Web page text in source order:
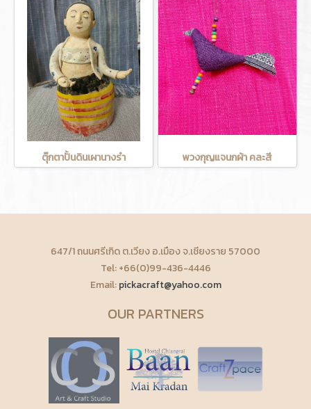
ตุ๊กตาปั้นดินเผานางรำ พวงกุญแจนกผ้า คละสี
647/1 ถนนศรีเกิด ต.เวียง อ.เมือง จ.เชียงราย 57000
Tel: +66(0)99-436-4446
Email:pickacraft@yahoo.com
OUR PARTNERS